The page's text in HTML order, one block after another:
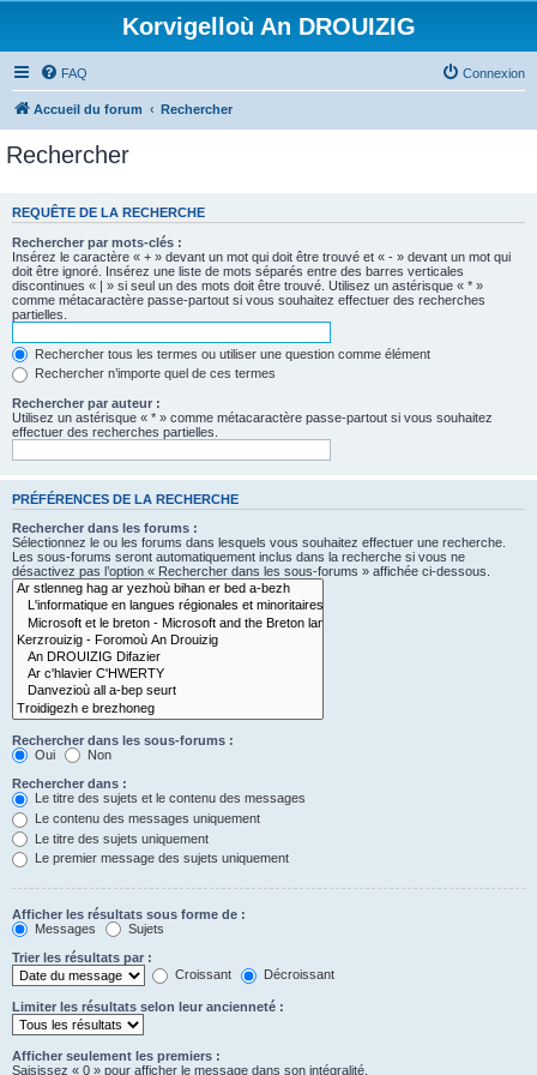
Korvigelloù An DROUIZIG
FAQ Connexion
Accueil du forum Rechercher
Rechercher
REQUÊTE DE LA RECHERCHE
Rechercher par mots-clés :
Insérez le caractère « + » devant un mot qui doit être trouvé et « - » devant un mot qui
doit être ignoré. Insérez une liste de mots séparés entre des barres verticales
discontinues « | » si seul un des mots doit être trouvé. Utilisez un astérisque « * »
comme métacaractère passe-partout si vous souhaitez effectuer des recherches
partielles.
Rechercher tous les termes ou utiliser une question comme élément
Rechercher n’importe quel de ces termes
Rechercher par auteur :
Utilisez un astérisque « * » comme métacaractère passe-partout si vous souhaitez
effectuer des recherches partielles.
PRÉFÉRENCES DE LA RECHERCHE
Rechercher dans les forums :
Sélectionnez le ou les forums dans lesquels vous souhaitez effectuer une recherche.
Les sous-forums seront automatiquement inclus dans la recherche si vous ne
désactivez pas l’option « Rechercher dans les sous-forums » affichée ci-dessous.
Rechercher dans les sous-forums :
Oui
Non
Rechercher dans :
Le titre des sujets et le contenu des messages
Le contenu des messages uniquement
Le titre des sujets uniquement
Le premier message des sujets uniquement
Afficher les résultats sous forme de :
Messages
Sujets
Trier les résultats par :
Croissant
Décroissant
Limiter les résultats selon leur ancienneté :
Afficher seulement les premiers :
Saisissez « 0 » pour afficher le message dans son intégralité.